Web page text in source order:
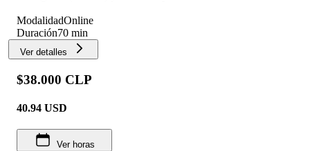
ModalidadOnline
Duración70 min
Ver detalles
$38.000 CLP
40.94 USD
Ver horas